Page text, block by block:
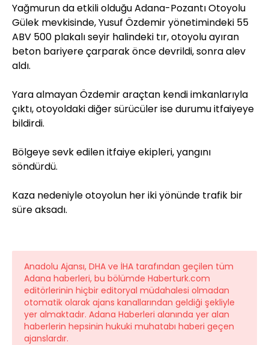
Yağmurun da etkili olduğu Adana-Pozantı Otoyolu
Gülek mevkisinde, Yusuf Özdemir yönetimindeki 55
ABV 500 plakalı seyir halindeki tır, otoyolu ayıran
beton bariyere çarparak önce devrildi, sonra alev
aldı.
Yara almayan Özdemir araçtan kendi imkanlarıyla
çıktı, otoyoldaki diğer sürücüler ise durumu itfaiyeye
bildirdi.
Bölgeye sevk edilen itfaiye ekipleri, yangını
söndürdü.
Kaza nedeniyle otoyolun her iki yönünde trafik bir
süre aksadı.
Anadolu Ajansı, DHA ve İHA tarafından geçilen tüm
Adana haberleri, bu bölümde Haberturk.com
editörlerinin hiçbir editoryal müdahalesi olmadan
otomatik olarak ajans kanallarından geldiği şekliyle
yer almaktadır. Adana Haberleri alanında yer alan
haberlerin hepsinin hukuki muhatabı haberi geçen
ajanslardır.